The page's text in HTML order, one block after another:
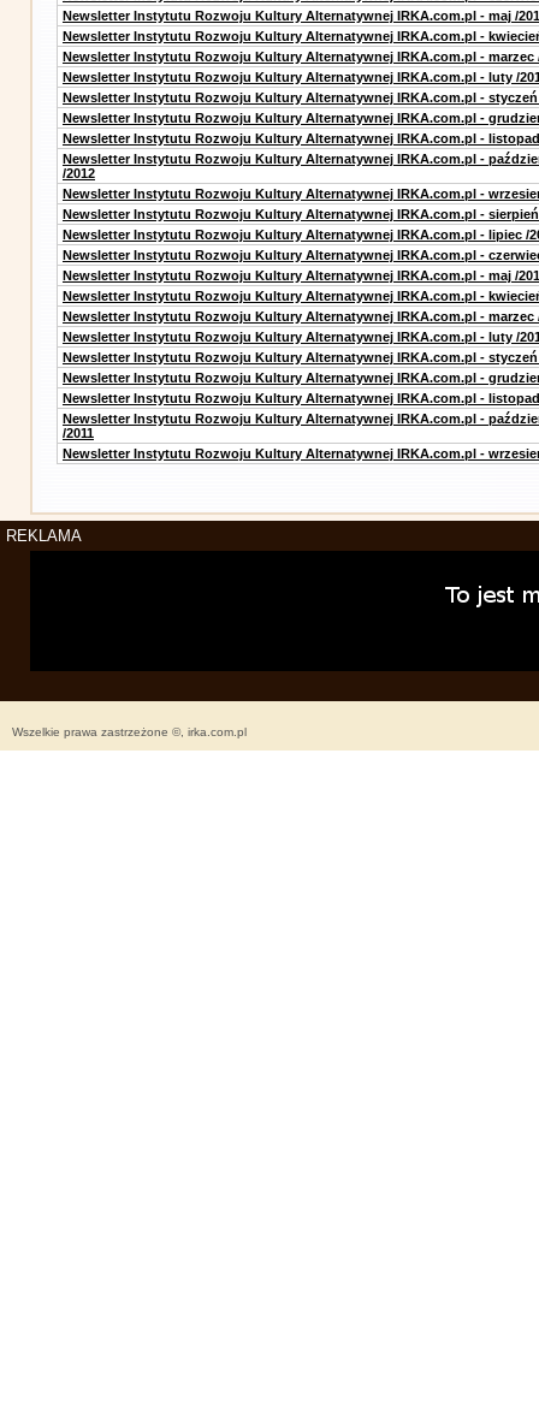
Newsletter Instytutu Rozwoju Kultury Alternatywnej IRKA.com.pl - maj /
Newsletter Instytutu Rozwoju Kultury Alternatywnej IRKA.com.pl -
Newsletter Instytutu Rozwoju Kultury Alternatywnej IRKA.com.pl - marzec
Newsletter Instytutu Rozwoju Kultury Alternatywnej IRKA.com.pl - luty /
Newsletter Instytutu Rozwoju Kultury Alternatywnej IRKA.com.pl - styczeń
Newsletter Instytutu Rozwoju Kultury Alternatywnej IRKA.com.pl -
Newsletter Instytutu Rozwoju Kultury Alternatywnej IRKA.com.pl - listopad
Newsletter Instytutu Rozwoju Kultury Alternatywnej IRKA.com.pl -
/2012
Newsletter Instytutu Rozwoju Kultury Alternatywnej IRKA.com.pl -
Newsletter Instytutu Rozwoju Kultury Alternatywnej IRKA.com.pl - sierpień
Newsletter Instytutu Rozwoju Kultury Alternatywnej IRKA.com.pl - lipiec /
Newsletter Instytutu Rozwoju Kultury Alternatywnej IRKA.com.pl -
Newsletter Instytutu Rozwoju Kultury Alternatywnej IRKA.com.pl - maj /
Newsletter Instytutu Rozwoju Kultury Alternatywnej IRKA.com.pl -
Newsletter Instytutu Rozwoju Kultury Alternatywnej IRKA.com.pl - marzec
Newsletter Instytutu Rozwoju Kultury Alternatywnej IRKA.com.pl - luty /
Newsletter Instytutu Rozwoju Kultury Alternatywnej IRKA.com.pl - styczeń
Newsletter Instytutu Rozwoju Kultury Alternatywnej IRKA.com.pl -
Newsletter Instytutu Rozwoju Kultury Alternatywnej IRKA.com.pl - listopad
Newsletter Instytutu Rozwoju Kultury Alternatywnej IRKA.com.pl -
/2011
Newsletter Instytutu Rozwoju Kultury Alternatywnej IRKA.com.pl -
REKLAMA
Wszelkie prawa zastrzeżone ©, irka.com.pl